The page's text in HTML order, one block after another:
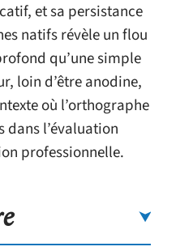
et sa persistance
natifs révèle un flou
qu’une simple
loin d’être anodine,
où l’orthographe
dans l’évaluation
professionnelle.